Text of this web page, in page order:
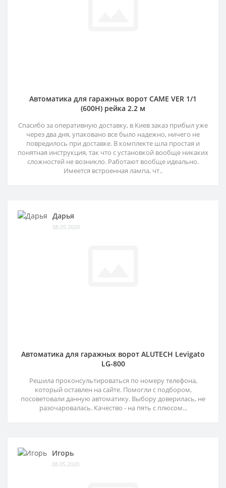
Автоматика для гаражных ворот CAME VER 1/1
(600H) рейка 2.2 м
Спасибо за оперативную доставку, в Киев заказ прибыл уже
через два дня, упаковано все было надежно, ничего не
повредилось при доставке. В комплекте шла простая и
понятная инструкция, так что с установкой вообще никаких
сложностей не возникло. Работают вообще идеально.
Имеется встроенная лампа, чт..
Дарья
08.05.2020
Автоматика для гаражных ворот ALUTECH Levigato
LG-800
Решила проконсультироваться по номеру телефона,
который оставлен на сайте. Помогли с подбором,
посоветовали данную автоматику. Выбору доверилась, не
разочаровалась. Качество - на пять с плюсом...
Игорь
08.05.2020